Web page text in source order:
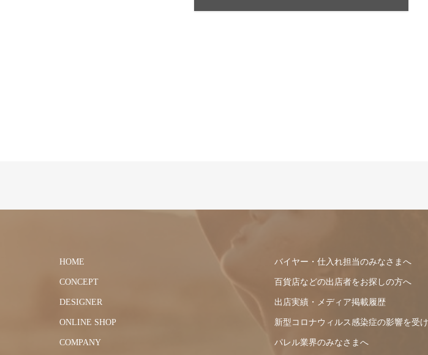
HOME
CONCEPT
DESIGNER
ONLINE SHOP
COMPANY
バイヤー・仕入れ担当のみなさまへ
百貨店などの出店者をお探しの方へ
出店実績・メディア掲載履歴
新型コロナウィルス感染症の影響を受
パレル業界のみなさまへ